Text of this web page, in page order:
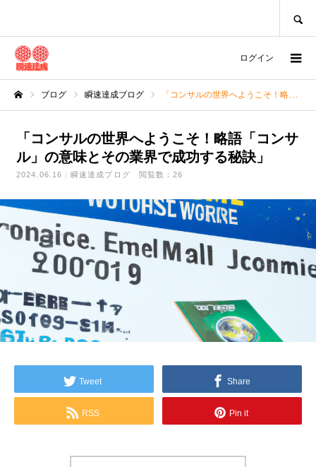
ログイン
ブログ 瞬速達成ブログ 「コンサルの世界へようこそ！略語「コンサル」の意味とその業界で成功する秘訣」
「コンサルの世界へようこそ！略語「コンサ
ル」の意味とその業界で成功する秘訣」
2024.06.16 瞬速達成ブログ 閲覧数：26
Tweet Share
RSS Pin it